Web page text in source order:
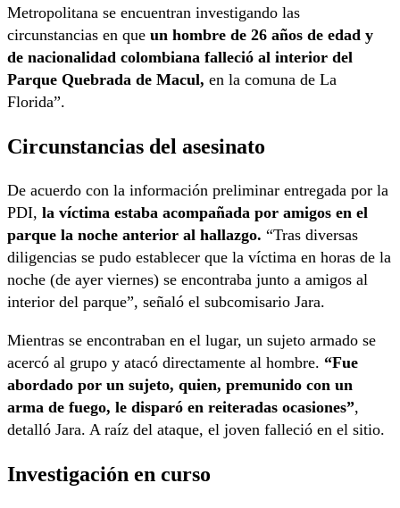
Metropolitana se encuentran investigando las
circunstancias en que un hombre de 26 años de edad y
de nacionalidad colombiana falleció al interior del
Parque Quebrada de Macul, en la comuna de La
Florida”.
Circunstancias del asesinato
De acuerdo con la información preliminar entregada por la
PDI, la víctima estaba acompañada por amigos en el
parque la noche anterior al hallazgo. “Tras diversas
diligencias se pudo establecer que la víctima en horas de la
noche (de ayer viernes) se encontraba junto a amigos al
interior del parque”, señaló el subcomisario Jara.
Mientras se encontraban en el lugar, un sujeto armado se
acercó al grupo y atacó directamente al hombre. “Fue
abordado por un sujeto, quien, premunido con un
arma de fuego, le disparó en reiteradas ocasiones”,
detalló Jara. A raíz del ataque, el joven falleció en el sitio.
Investigación en curso